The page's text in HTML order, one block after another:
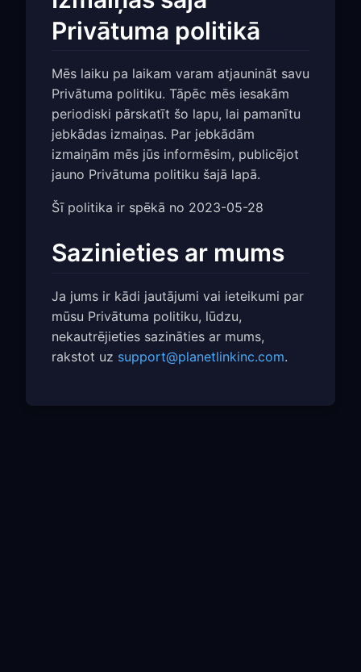
Privātuma politikā
Mēs laiku pa laikam varam atjaunināt savu
Privātuma politiku. Tāpēc mēs iesakām
periodiski pārskatīt šo lapu, lai pamanītu
jebkādas izmaiņas. Par jebkādām
izmaiņām mēs jūs informēsim, publicējot
jauno Privātuma politiku šajā lapā.
Šī politika ir spēkā no 2023-05-28
Sazinieties ar mums
Ja jums ir kādi jautājumi vai ieteikumi par
mūsu Privātuma politiku, lūdzu,
nekautrējieties sazināties ar mums,
rakstot uz support@planetlinkinc.com.